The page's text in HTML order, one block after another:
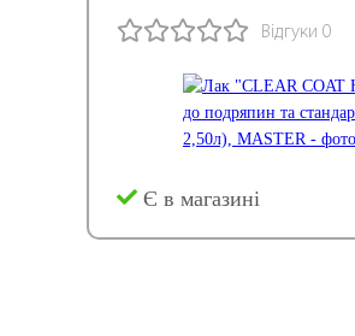
Відгуки 0
Є в магазині